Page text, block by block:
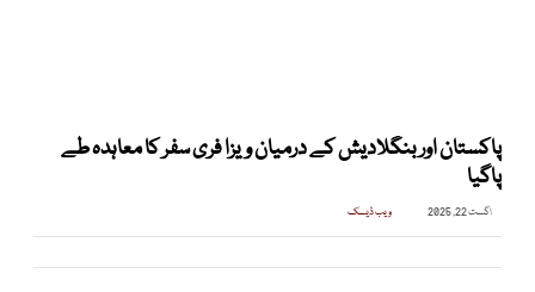
پاکستان اور بنگلادیش کے درمیان ویزا فری سفر کا معاہدہ طے
پاگیا
اگست 22, 2025 ویب ڈیسک